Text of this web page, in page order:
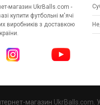
магазин UkrBalls.com -
купити футбольні м'ячі
виробників з доставкою
магазин UkrBalls.com .